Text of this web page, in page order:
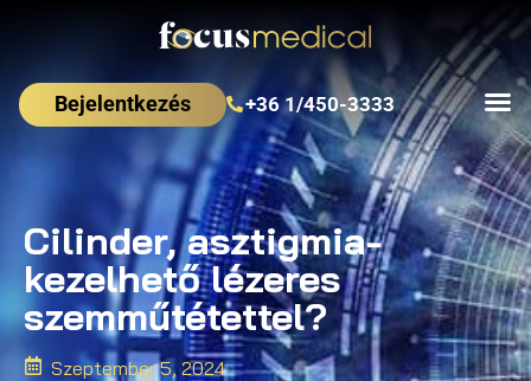
Bejelentkezés +36 1/450-3333
Cilinder, asztigmia-
kezelhető lézeres
szemműtétettel?
Szeptember 5, 2024